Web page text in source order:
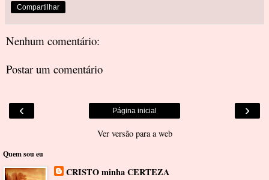
Compartilhar
Nenhum comentário:
Postar um comentário
‹ ›
Página inicial
Ver versão para a web
Quem sou eu
CRISTO minha CERTEZA